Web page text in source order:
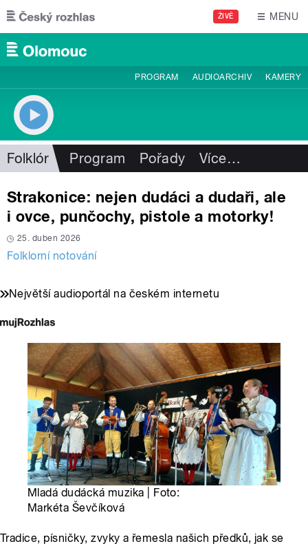
Přejít k hlavnímu obsahu
ŽIVĚ MENU
PROGRAM AUDIOARCHIV KAMERY
Folklór Program Pořady Více…
Strakonice: nejen dudáci a dudaři, ale
i ovce, punčochy, pistole a motorky!
25. duben 2026
Folklorní notování
Největší audioportál na českém internetu
Mladá dudácká muzika | Foto:
Markéta Ševčíková
Tradice, písničky, zvyky a řemesla našich předků, jak se